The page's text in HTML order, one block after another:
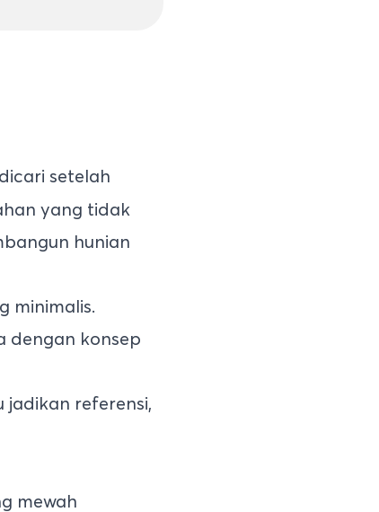
setelah
yang tidak
hunian
minimalis.
dengan konsep
jadikan referensi,